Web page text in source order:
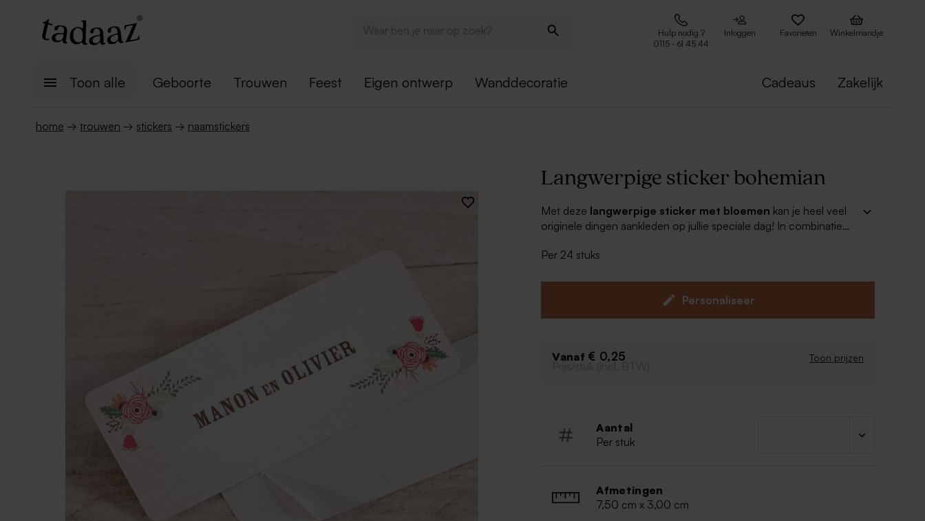
Hulp nodig ?
0115 - 61 45 44
Inloggen Favorieten Winkelmandje
Toon alle Geboorte Trouwen Feest Eigen ontwerp Wanddecoratie Cadeaus Zakelijk
home → trouwen → stickers → naamstickers
Langwerpige sticker bohemian
Met deze langwerpige sticker met bloemen kan je heel veel
originele dingen aankleden op jullie speciale dag! In combinatie
Per 24 stuks
Personaliseer
Vanaf € 0,25 Toon prijzen
Prijs/stuk (incl. BTW)
Aantal
Per stuk
Afmetingen
7,50 cm x 3,00 cm